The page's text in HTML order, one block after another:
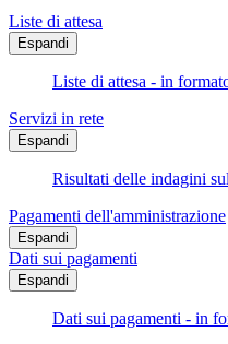
Liste di attesa
Espandi
Liste di attesa - in
Servizi in rete
Espandi
Risultati delle indagini
Pagamenti dell'amministrazione
Espandi
Dati sui pagamenti
Espandi
Dati sui pagamenti - in